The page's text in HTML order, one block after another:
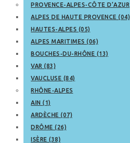
PROVENCE-ALPES-CÔTE D’AZUR
ALPES DE HAUTE PROVENCE (04)
HAUTES-ALPES (05)
ALPES MARITIMES (06)
BOUCHES-DU-RHÔNE (13)
VAR (83)
VAUCLUSE (84)
RHÔNE-ALPES
AIN (1)
ARDÈCHE (07)
DRÔME (26)
ISÈRE (38)